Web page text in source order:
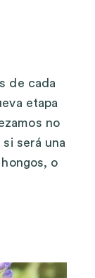
de cada
etapa
no
será una
o